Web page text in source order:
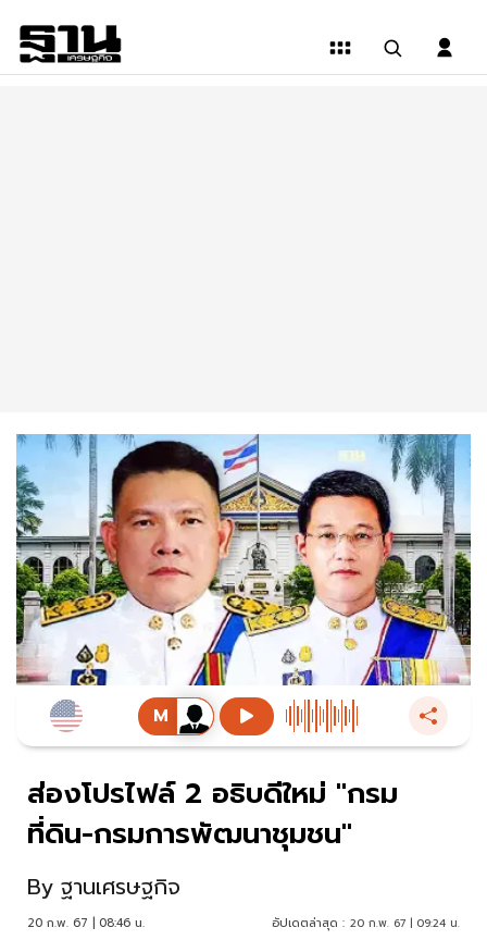
ส่องโปรไฟล์ 2 อธิบดีใหม่ "กรม
ที่ดิน-กรมการพัฒนาชุมชน"
By ฐานเศรษฐกิจ
20 ก.พ. 67 | 08:46 น. อัปเดตล่าสุด : 20 ก.พ. 67 | 09:24 น.